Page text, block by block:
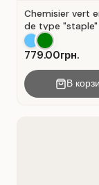
Chemisier vert
de type
encolure en V et
fermeture
779.00грн.
В